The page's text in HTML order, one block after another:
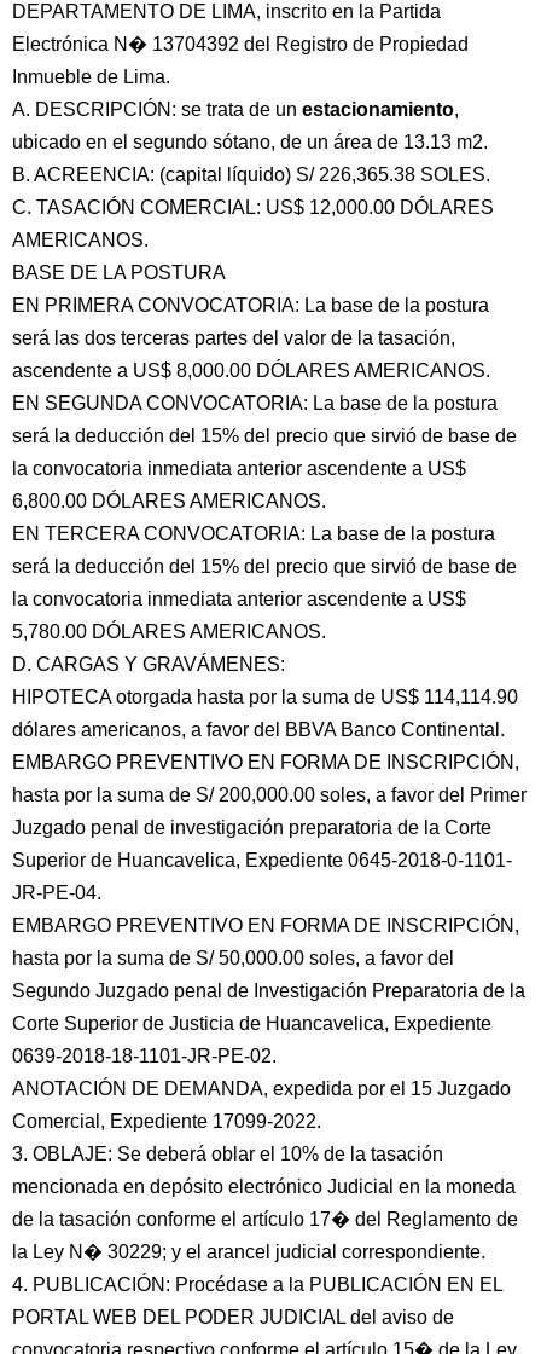
DEPARTAMENTO DE LIMA, inscrito en la Partida
Electrónica N� 13704392 del Registro de Propiedad
Inmueble de Lima.
A. DESCRIPCIÓN: se trata de un estacionamiento,
ubicado en el segundo sótano, de un área de 13.13 m2.
B. ACREENCIA: (capital líquido) S/ 226,365.38 SOLES.
C. TASACIÓN COMERCIAL: US$ 12,000.00 DÓLARES
AMERICANOS.
BASE DE LA POSTURA
EN PRIMERA CONVOCATORIA: La base de la postura
será las dos terceras partes del valor de la tasación,
ascendente a US$ 8,000.00 DÓLARES AMERICANOS.
EN SEGUNDA CONVOCATORIA: La base de la postura
será la deducción del 15% del precio que sirvió de base de
la convocatoria inmediata anterior ascendente a US$
6,800.00 DÓLARES AMERICANOS.
EN TERCERA CONVOCATORIA: La base de la postura
será la deducción del 15% del precio que sirvió de base de
la convocatoria inmediata anterior ascendente a US$
5,780.00 DÓLARES AMERICANOS.
D. CARGAS Y GRAVÁMENES:
HIPOTECA otorgada hasta por la suma de US$ 114,114.90
dólares americanos, a favor del BBVA Banco Continental.
EMBARGO PREVENTIVO EN FORMA DE INSCRIPCIÓN,
hasta por la suma de S/ 200,000.00 soles, a favor del Primer
Juzgado penal de investigación preparatoria de la Corte
Superior de Huancavelica, Expediente 0645-2018-0-1101-
JR-PE-04.
EMBARGO PREVENTIVO EN FORMA DE INSCRIPCIÓN,
hasta por la suma de S/ 50,000.00 soles, a favor del
Segundo Juzgado penal de Investigación Preparatoria de la
Corte Superior de Justicia de Huancavelica, Expediente
0639-2018-18-1101-JR-PE-02.
ANOTACIÓN DE DEMANDA, expedida por el 15 Juzgado
Comercial, Expediente 17099-2022.
3. OBLAJE: Se deberá oblar el 10% de la tasación
mencionada en depósito electrónico Judicial en la moneda
de la tasación conforme el artículo 17� del Reglamento de
la Ley N� 30229; y el arancel judicial correspondiente.
4. PUBLICACIÓN: Procédase a la PUBLICACIÓN EN EL
PORTAL WEB DEL PODER JUDICIAL del aviso de
convocatoria respectivo conforme el artículo 15� de la Ley